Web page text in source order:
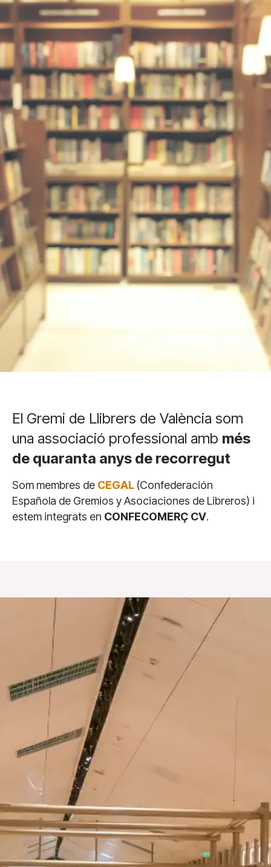
El Gremi de Llibrers de València som
una associació professional amb més
de quaranta anys de recorregut
Som membres de CEGAL (Confederación
Española de Gremios y Asociaciones de Libreros) i
estem integrats en CONFECOMERÇ CV.